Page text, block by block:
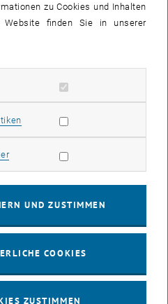
Dekan Prof. Dr. Wolfgang
-bis
17:00
Online, via Zoom
Turin
03
Online, Via Zoom
zu Cookies und Inhalten
finden Sie in unserer
Cookies zulassen
Statistik Cookies zulassen
Marketing Cookies zulassen
UND ZUSTIMMEN
COOKIES
ZUSTIMMEN